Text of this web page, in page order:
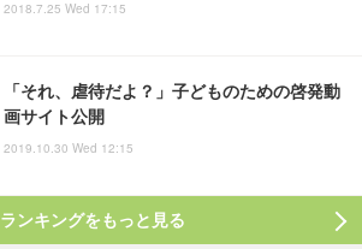
2018.7.25 Wed 17:15
「それ、虐待だよ？」子どものための啓発動
画サイト公開
2019.10.30 Wed 12:15
ランキングをもっと見る